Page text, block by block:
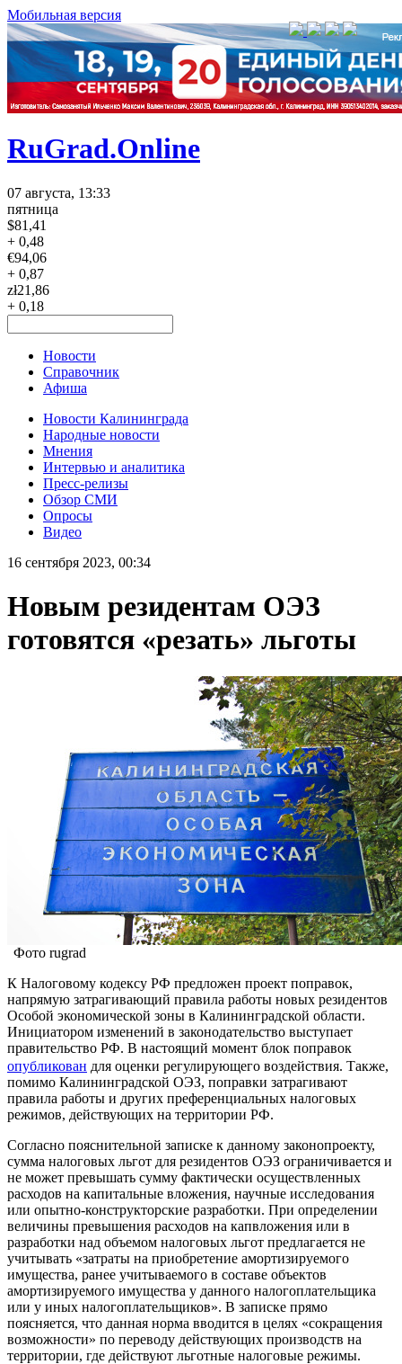
Мобильная версия
RuGrad.Online
07 августа, 13:33
пятница
$81,41
+ 0,48
€94,06
+ 0,87
zł21,86
+ 0,18
Новости
Справочник
Афиша
Новости Калининграда
Народные новости
Мнения
Интервью и аналитика
Пресс-релизы
Обзор СМИ
Опросы
Видео
16 сентября 2023, 00:34
Новым резидентам ОЭЗ
готовятся «резать» льготы
Фото rugrad
К Налоговому кодексу РФ предложен проект поправок,
напрямую затрагивающий правила работы новых резидентов
Особой экономической зоны в Калининградской области.
Инициатором изменений в законодательство выступает
правительство РФ. В настоящий момент блок поправок
опубликован для оценки регулирующего воздействия. Также,
помимо Калининградской ОЭЗ, поправки затрагивают
правила работы и других преференциальных налоговых
режимов, действующих на территории РФ.
Согласно пояснительной записке к данному законопроекту,
сумма налоговых льгот для резидентов ОЭЗ ограничивается и
не может превышать сумму фактически осуществленных
расходов на капитальные вложения, научные исследования
или опытно-конструкторские разработки. При определении
величины превышения расходов на капвложения или в
разработки над объемом налоговых льгот предлагается не
учитывать «затраты на приобретение амортизируемого
имущества, ранее учитываемого в составе объектов
амортизируемого имущества у данного налогоплательщика
или у иных налогоплательщиков». В записке прямо
поясняется, что данная норма вводится в целях «сокращения
возможности» по переводу действующих производств на
территории, где действуют льготные налоговые режимы.